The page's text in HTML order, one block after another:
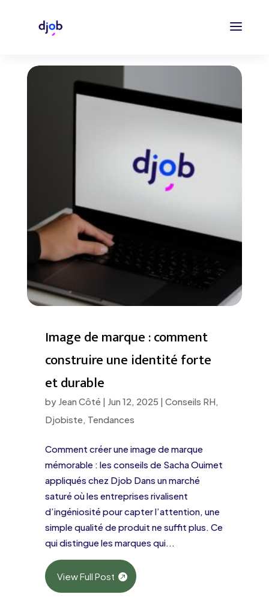
Image de marque : comment
construire une identité forte
et durable
by Jean Côté | Jun 12, 2025 | Conseils RH,
Djobiste, Tendances
Comment créer une image de marque
mémorable : les conseils de Sacha Ouimet
appliqués chez Djob Dans un marché
saturé où les entreprises rivalisent
d’ingéniosité pour capter l’attention, une
simple qualité de produit ne suffit plus. Ce
qui distingue les marques qui...
View Full Post